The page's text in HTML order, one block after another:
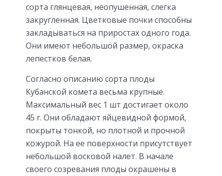
сорта глянцевая, неопушенная, слегка
закругленная. Цветковые почки способны
закладываться на приростах одного года.
Они имеют небольшой размер, окраска
лепестков белая.
Согласно описанию сорта плоды
Кубанской комета весьма крупные.
Максимальный вес 1 шт достигает около
45 г. Они обладают яйцевидной формой,
покрыты тонкой, но плотной и прочной
кожурой. На ее поверхности присутствует
небольшой восковой налет. В начале
своего созревания плоды окрашены в